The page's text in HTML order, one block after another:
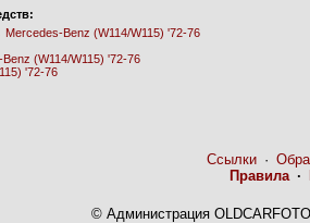
Benz (W114/W115) '72-76
(W114/W115) '72-76
'72-76
Ссылки·
Правила·
© Администрация